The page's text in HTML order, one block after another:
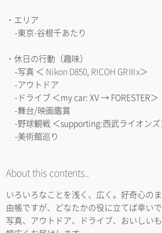
・エリア
-東京-谷根千あたり
・休日の行動（趣味）
-写真 ＜ Nikon D850 RICOH GRⅢx＞
-アウトドア
-ドライブ ＜my car: XV → FORESTER＞
-舞台/映画鑑賞
-野球観戦 ＜supporting:西武ライオンズ
-美術館巡り
About this contents..
いろいろなことを浅く、広く。好奇心の
由帳ですが、どなたかの役に立てば幸いで
写真、アウトドア、ドライブ、おいしい